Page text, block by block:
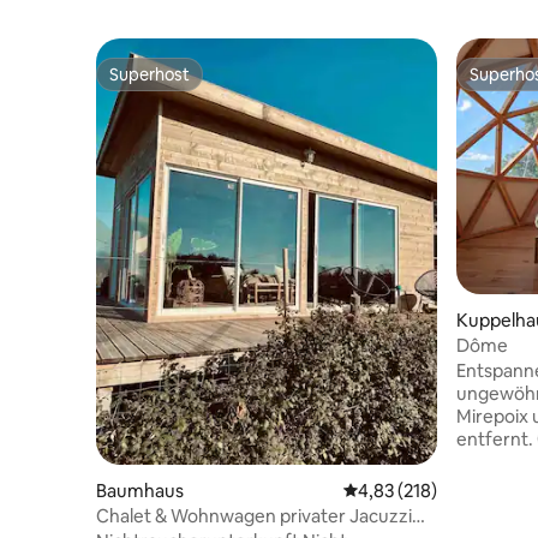
Superhost
Superhost
Baumhaus Durchschnittliche
4,83 (218)
Chalet & Wohnwagen privater Jacuzzi
Dôme
Mirepoix
entfernt. Genießen Sie den